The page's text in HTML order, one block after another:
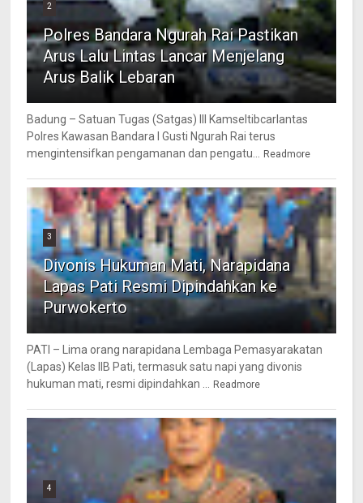
2
Polres Bandara Ngurah Rai Pastikan
Arus Lalu Lintas Lancar Menjelang
Arus Balik Lebaran
Badung – Satuan Tugas (Satgas) III Kamseltibcarlantas
Polres Kawasan Bandara I Gusti Ngurah Rai terus
mengintensifkan pengamanan dan pengatu...
Readmore
3
Divonis Hukuman Mati, Narapidana
Lapas Pati Resmi Dipindahkan ke
Purwokerto
PATI – Lima orang narapidana Lembaga Pemasyarakatan
(Lapas) Kelas IIB Pati, termasuk satu napi yang divonis
hukuman mati, resmi dipindahkan ...
Readmore
4